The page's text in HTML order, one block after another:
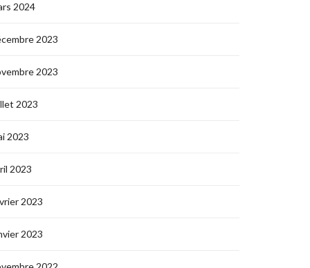
2024
2023
2023
2023
2023
2023
2023
2023